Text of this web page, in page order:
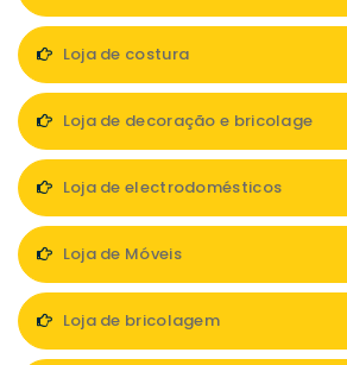
Loja de costura
Loja de decoração e bricolage
Loja de electrodomésticos
Loja de Móveis
Loja de bricolagem